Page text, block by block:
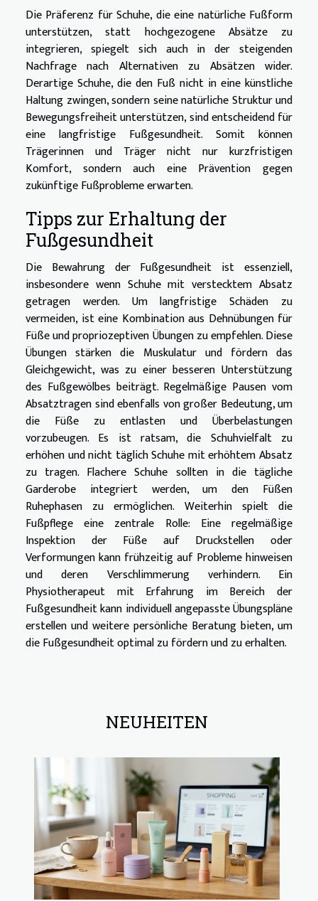
Die Präferenz für Schuhe, die eine natürliche Fußform
unterstützen, statt hochgezogene Absätze zu
integrieren, spiegelt sich auch in der steigenden
Nachfrage nach Alternativen zu Absätzen wider.
Derartige Schuhe, die den Fuß nicht in eine künstliche
Haltung zwingen, sondern seine natürliche Struktur und
Bewegungsfreiheit unterstützen, sind entscheidend für
eine langfristige Fußgesundheit. Somit können
Trägerinnen und Träger nicht nur kurzfristigen
Komfort, sondern auch eine Prävention gegen
zukünftige Fußprobleme erwarten.
Tipps zur Erhaltung der
Fußgesundheit
Die Bewahrung der Fußgesundheit ist essenziell,
insbesondere wenn Schuhe mit verstecktem Absatz
getragen werden. Um langfristige Schäden zu
vermeiden, ist eine Kombination aus Dehnübungen für
Füße und propriozeptiven Übungen zu empfehlen. Diese
Übungen stärken die Muskulatur und fördern das
Gleichgewicht, was zu einer besseren Unterstützung
des Fußgewölbes beiträgt. Regelmäßige Pausen vom
Absatztragen sind ebenfalls von großer Bedeutung, um
die Füße zu entlasten und Überbelastungen
vorzubeugen. Es ist ratsam, die Schuhvielfalt zu
erhöhen und nicht täglich Schuhe mit erhöhtem Absatz
zu tragen. Flachere Schuhe sollten in die tägliche
Garderobe integriert werden, um den Füßen
Ruhephasen zu ermöglichen. Weiterhin spielt die
Fußpflege eine zentrale Rolle: Eine regelmäßige
Inspektion der Füße auf Druckstellen oder
Verformungen kann frühzeitig auf Probleme hinweisen
und deren Verschlimmerung verhindern. Ein
Physiotherapeut mit Erfahrung im Bereich der
Fußgesundheit kann individuell angepasste Übungspläne
erstellen und weitere persönliche Beratung bieten, um
die Fußgesundheit optimal zu fördern und zu erhalten.
NEUHEITEN